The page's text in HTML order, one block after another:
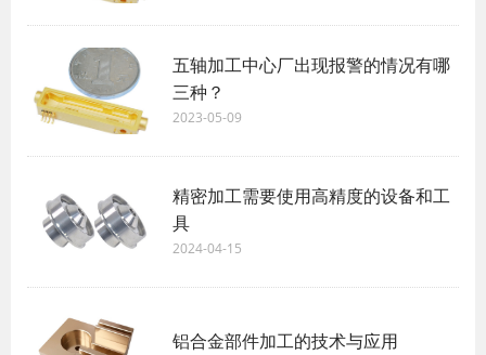
五轴加工中心厂出现报警的情况有哪
三种？
2023-05-09
精密加工需要使用高精度的设备和工
具
2024-04-15
铝合金部件加工的技术与应用